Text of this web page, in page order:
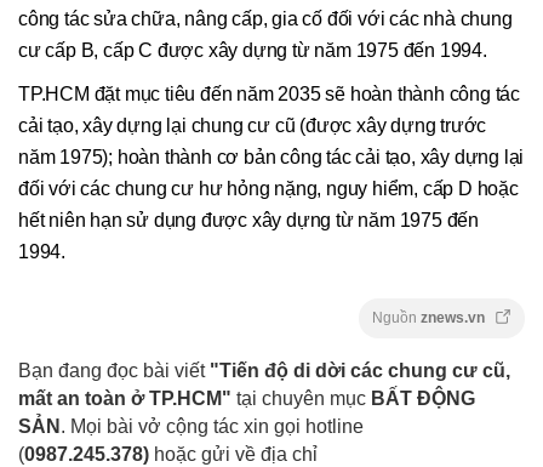
công tác sửa chữa, nâng cấp, gia cố đối với các nhà chung
cư cấp B, cấp C được xây dựng từ năm 1975 đến 1994.
TP.HCM đặt mục tiêu đến năm 2035 sẽ hoàn thành công tác
cải tạo, xây dựng lại chung cư cũ (được xây dựng trước
năm 1975); hoàn thành cơ bản công tác cải tạo, xây dựng lại
đối với các chung cư hư hỏng nặng, nguy hiểm, cấp D hoặc
hết niên hạn sử dụng được xây dựng từ năm 1975 đến
1994.
Nguồn znews.vn
Bạn đang đọc bài viết "Tiến độ di dời các chung cư cũ,
mất an toàn ở TP.HCM" tại chuyên mục BẤT ĐỘNG
SẢN . Mọi bài vở cộng tác xin gọi hotline
(0987.245.378) hoặc gửi về địa chỉ